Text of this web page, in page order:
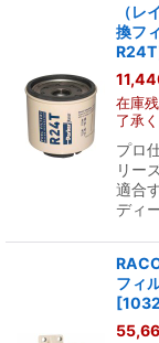
（レ
換フ
R24T
在庫
了承
プロ
リー
適合
ディ
フィ
[